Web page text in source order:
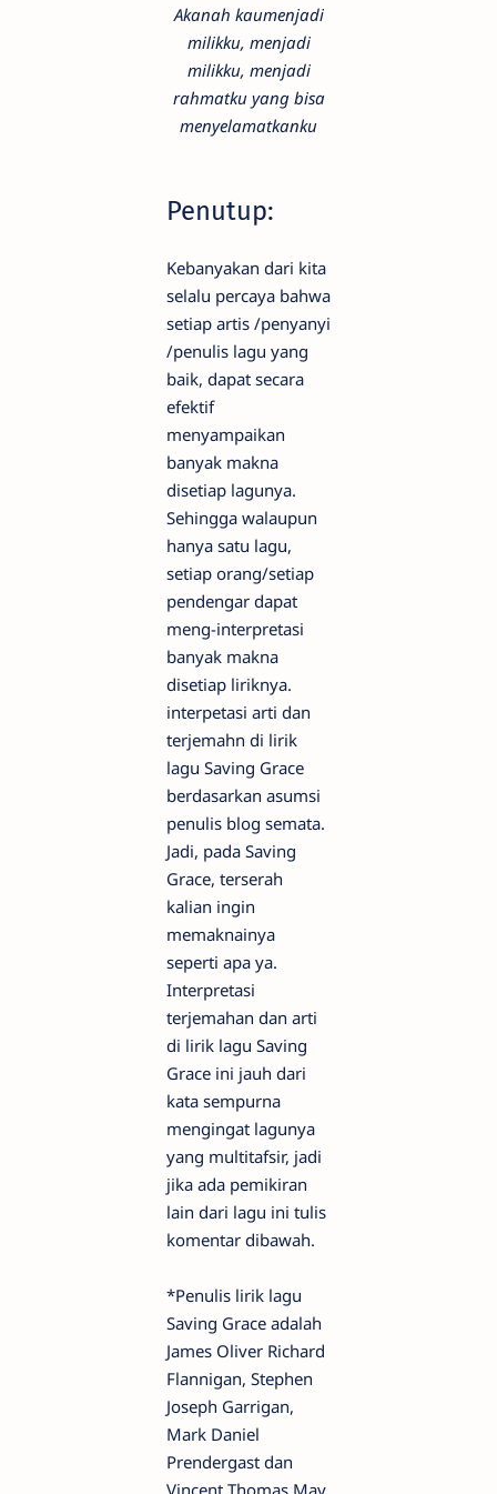
Akanah kaumenjadi
milikku, menjadi
milikku, menjadi
rahmatku yang bisa
menyelamatkanku
Penutup:
Kebanyakan dari kita
selalu percaya bahwa
setiap artis /penyanyi
/penulis lagu yang
baik, dapat secara
efektif
menyampaikan
banyak makna
disetiap lagunya.
Sehingga walaupun
hanya satu lagu,
setiap orang/setiap
pendengar dapat
meng-interpretasi
banyak makna
disetiap liriknya.
interpetasi arti dan
terjemahn di lirik
lagu Saving Grace
berdasarkan asumsi
penulis blog semata.
Jadi, pada Saving
Grace, terserah
kalian ingin
memaknainya
seperti apa ya.
Interpretasi
terjemahan dan arti
di lirik lagu Saving
Grace ini jauh dari
kata sempurna
mengingat lagunya
yang multitafsir, jadi
jika ada pemikiran
lain dari lagu ini tulis
komentar dibawah.
*Penulis lirik lagu
Saving Grace adalah
James Oliver Richard
Flannigan, Stephen
Joseph Garrigan,
Mark Daniel
Prendergast dan
Vincent Thomas May.